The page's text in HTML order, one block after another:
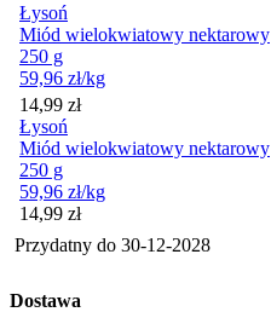
Łysoń
Miód wielokwiatowy nektarowy
250 g
59,96 zł/kg
Cena
14,99 zł
Łysoń
Miód wielokwiatowy nektarowy
250 g
59,96 zł/kg
Cena
14,99 zł
Przydatny do 30-12-2028
Dostawa